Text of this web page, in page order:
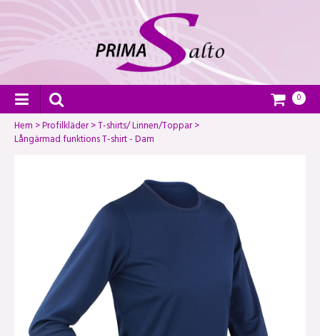
0
Hem >Profilkläder>T-shirts/ Linnen/Toppar>
Långärmad funktions T-shirt - Dam